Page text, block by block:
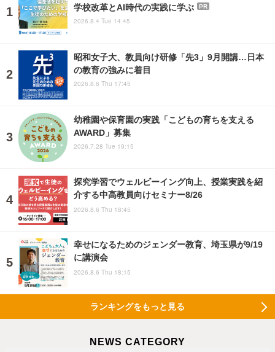
学校改革とAI時代の実践に学ぶ
PR
2026.8.4 Tue 14:45
昭和女子大、教員向け研修「先3」9月開講…日本
の教育の強みに着目
2026.8.6 Thu 17:45
幼稚園や保育園の実践「こどもの育ちを支える
AWARD」募集
2026.7.28 Tue 19:15
探究学習でウェルビーイング向上、授業実践を紹
介する中高教員向けセミナー8/26
2026.8.6 Thu 18:45
幸せになるためのジェンダー教育、埼玉県が9/19
に講演会
2026.8.6 Thu 18:15
ランキングをもっと見る
NEWS CATEGORY